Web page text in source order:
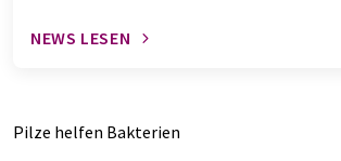
NEWS LESEN
Pilze helfen Bakterien